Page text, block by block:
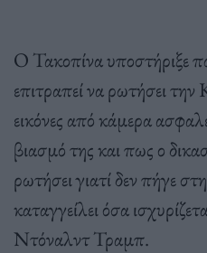
Ο Τακοπίνα υποστήριξε
επιτραπεί να ρωτήσει την
εικόνες από κάμερα
βιασμό της και πως ο
ρωτήσει γιατί δεν πήγε
καταγγείλει όσα
Ντόναλντ Τραμπ.